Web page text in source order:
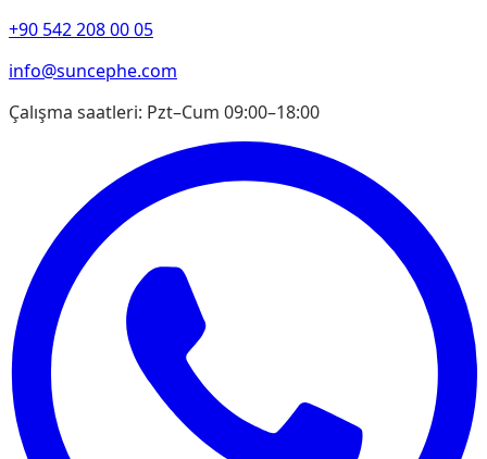
+90 542 208 00 05
info@suncephe.com
Çalışma saatleri: Pzt–Cum 09:00–18:00